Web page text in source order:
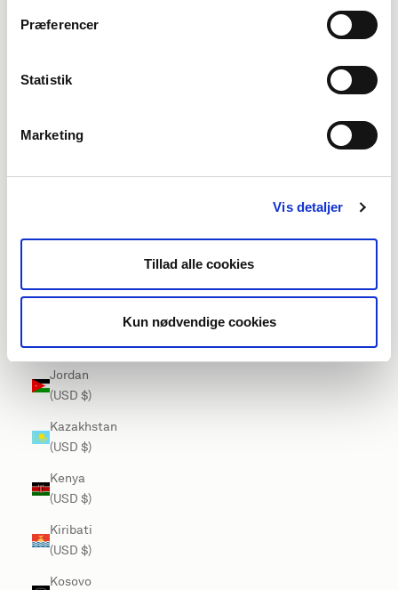
Præferencer
Statistik
Marketing
Vis detaljer
Tillad alle cookies
Kun nødvendige cookies
(EUR €)
(EUR €)
$)
(USD $)
(USD $)
(EUR €)
Jordan
(USD $)
Kazakhstan
(USD $)
Kenya
(USD $)
Kiribati
(USD $)
Kosovo